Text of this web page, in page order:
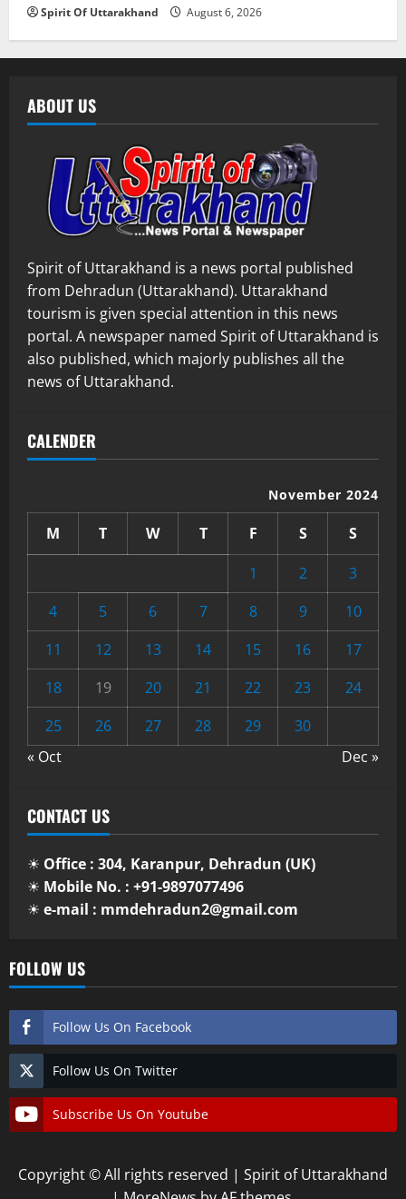
Spirit Of Uttarakhand August 6, 2026
ABOUT US
Spirit of Uttarakhand is a news portal published
from Dehradun (Uttarakhand). Uttarakhand
tourism is given special attention in this news
portal. A newspaper named Spirit of Uttarakhand is
also published, which majorly publishes all the
news of Uttarakhand.
CALENDER
November 2024
M T W T F S
S
1
2
3
4
5 6 7 8 9
10
11
12 13 14 15 16
17
18
19 20 21 22 23
24
25
26 27 28 29
30
« Oct
Dec »
CONTACT US
☀ Office : 304, Karanpur, Dehradun (UK)
☀ Mobile No. : +91-9897077496
☀ e-mail : mmdehradun2@gmail.com
FOLLOW US
Follow Us On Facebook
Follow Us On Twitter
Subscribe Us On Youtube
Copyright © All rights reserved | Spirit of Uttarakhand